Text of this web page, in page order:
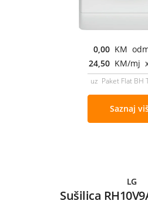
0,00 KM
24,50 KM/mj
uz Paket Flat BH
Saznaj
LG
Sušilica